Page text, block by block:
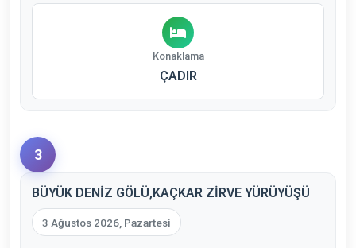
Konaklama
ÇADIR
3
BÜYÜK DENİZ GÖLÜ,KAÇKAR ZİRVE YÜRÜYÜŞÜ
3 Ağustos 2026, Pazartesi